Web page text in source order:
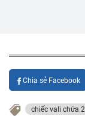
Chia sẻ Facebook
chiếc vali chứa